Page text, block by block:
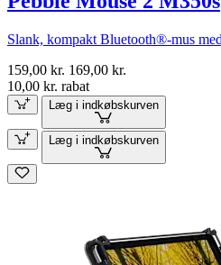
Slank, kompakt Bluetooth®-mus
159,00 kr. 169,00 kr.
10,00 kr. rabat
Læg i indkøbskurven
Læg i indkøbskurven